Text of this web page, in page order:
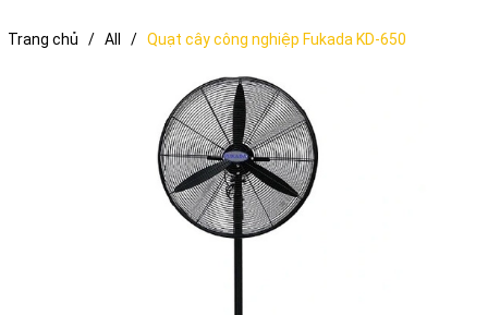
Trang chủ / All / Quạt cây công nghiệp Fukada KD-650